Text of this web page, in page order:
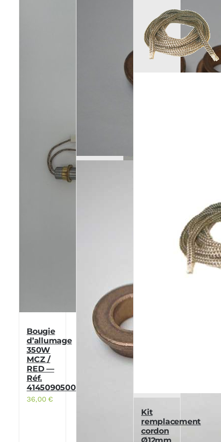
Bougie
d’allumage
350W
MCZ /
RED —
Réf.
41450905000
36,00€
Kit
remplacement
cordon